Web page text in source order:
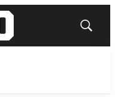
Mostrar